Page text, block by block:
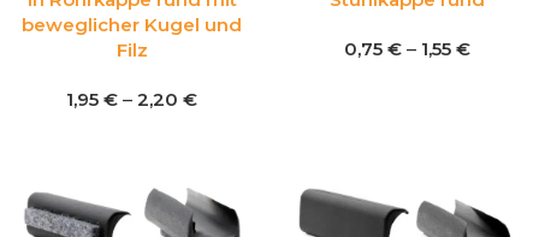
beweglicher Kugel und
Filz
1,95 € – 2,20 €
0,75 € – 1,55 €